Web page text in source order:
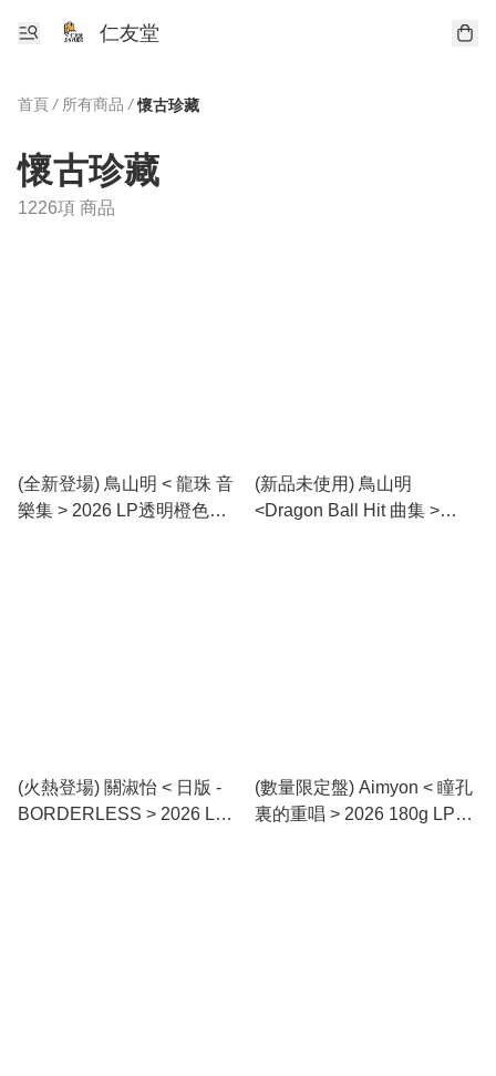
仁友堂
首頁 / 所有商品 / 懷古珍藏
懷古珍藏
1226項 商品
(全新登場) 鳥山明 < 龍珠 音
樂集 > 2026 LP透明橙色膠
(新品未使用) 鳥山明
<Dragon Ball Hit 曲集 >
(火熱登場) 關淑怡 < 日版 -
BORDERLESS > 2026 LP
(數量限定盤) Aimyon < 瞳孔
裏的重唱 > 2026 180g LP粉